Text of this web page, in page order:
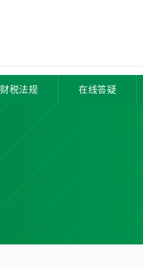
财税法规 在线答疑